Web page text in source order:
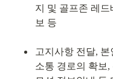
지 및 골프존 레
보 등
고지사항 전달,
소통 경로의 확보